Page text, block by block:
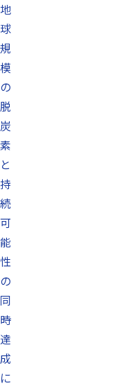
地
球
規
模
の
脱
炭
素
と
持
続
可
能
性
の
同
時
達
成
に